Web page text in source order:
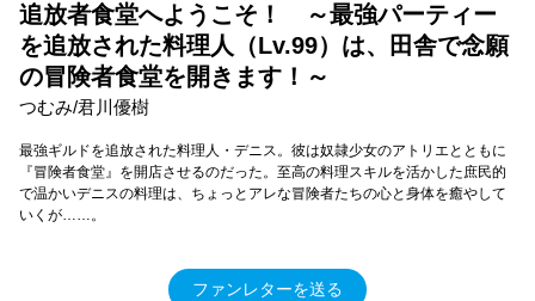
追放者食堂へようこそ！ ～最強パーティー
を追放された料理人（Lv.99）は、田舎で念願
の冒険者食堂を開きます！～
つむみ/君川優樹
最強ギルドを追放された料理人・デニス。彼は奴隷少女のアトリエとともに
『冒険者食堂』を開店させるのだった。至高の料理スキルを活かした庶民的
で温かいデニスの料理は、ちょっとアレな冒険者たちの心と身体を癒やして
いくが……。
ファンレターを送る